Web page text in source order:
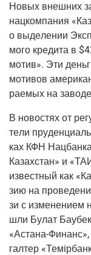
Новых внеш­них
нац­ком­па­ния
о выде­ле­нии
мо­го кре­ди­та в
мо­тив». Эти
мо­ти­вов
ра­е­мых на
В ново­стях от
те­ли
ках КФН
Казах­стан» и
извест­ный как
зию на
зи с изме­не­ни­ем
шли Булат
«Аста­на-Финанс
гал­тер